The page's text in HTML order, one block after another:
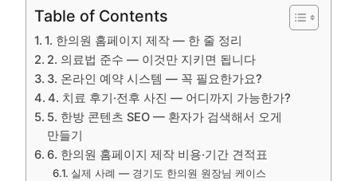
Table of Contents
1. 한의원 홈페이지 제작 — 한 줄 정리
2. 의료법 준수 — 이것만 지키면 됩니다
3. 온라인 예약 시스템 — 꼭 필요한가요?
4. 치료 후기·전후 사진 — 어디까지 가능한가?
5. 한방 콘텐츠 SEO — 환자가 검색해서 오게
만들기
6. 한의원 홈페이지 제작 비용·기간 견적표
실제 사례 — 경기도 한의원 원장님 케이스